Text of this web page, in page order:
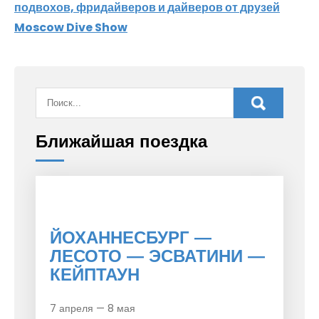
подвохов, фридайверов и дайверов от друзей
Moscow Dive Show
Ближайшая поездка
ЙОХАННЕСБУРГ —
ЛЕСОТО — ЭСВАТИНИ —
КЕЙПТАУН
7 апреля — 8 мая